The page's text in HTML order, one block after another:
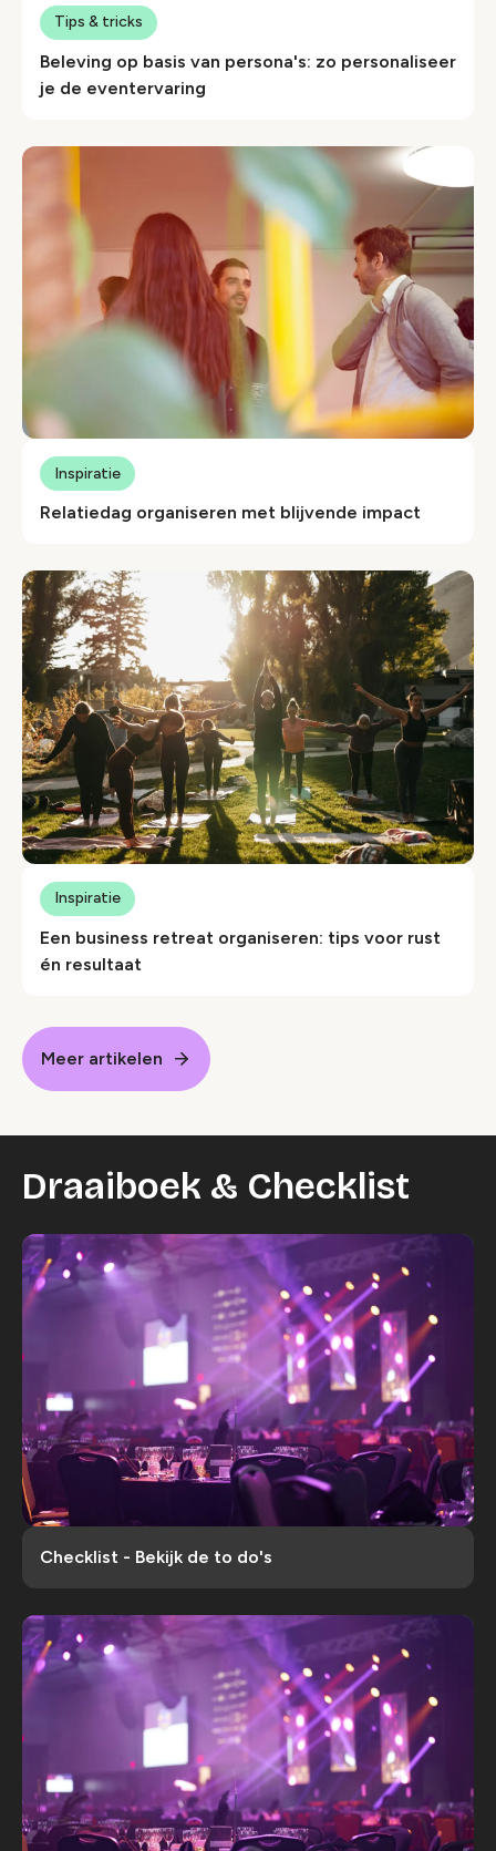
Beleving op basis van persona's: zo personaliseer
je de eventervaring
Tips & tricks
Relatiedag organiseren met blijvende impact
Inspiratie
Een business retreat organiseren: tips voor rust
én resultaat
Inspiratie
Meer artikelen
Draaiboek & Checklist
Checklist - Bekijk de to do's